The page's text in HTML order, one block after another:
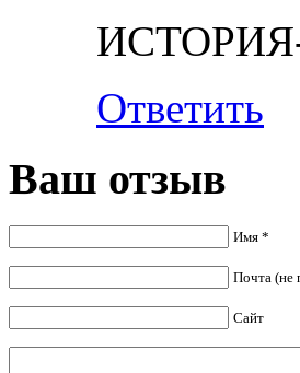
ИСТОРИЯ-
Ответить
Ваш отзыв
Имя *
Почта (не
Сайт